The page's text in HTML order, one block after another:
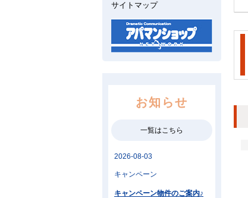
サイトマップ
お知らせ
一覧はこちら